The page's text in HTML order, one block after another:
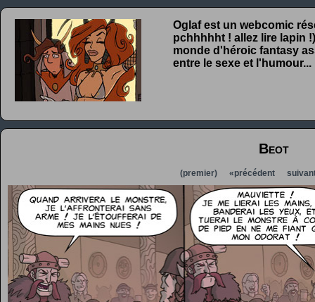
Oglaf est un webcomic
pchhhhht ! allez lire lapin
monde d'héroic fantasy
entre le sexe et l'humour...
Beot
(premier) «précédent